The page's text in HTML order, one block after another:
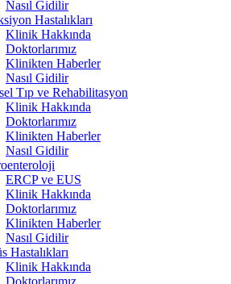
Nasıl Gidilir
Hastalıkları
Klinik Hakkında
Doktorlarımız
Klinikten Haberler
Nasıl Gidilir
Tıp ve Rehabilitasyon
Klinik Hakkında
Doktorlarımız
Klinikten Haberler
Nasıl Gidilir
ERCP ve EUS
Klinik Hakkında
Doktorlarımız
Klinikten Haberler
Nasıl Gidilir
Hastalıkları
Klinik Hakkında
Doktorlarımız